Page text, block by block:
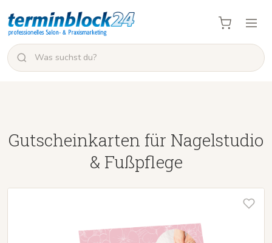
Gutscheinkarten für Nagelstudio
& Fußpflege